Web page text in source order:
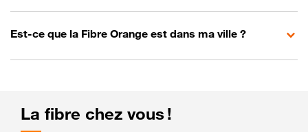
Est-ce que la Fibre Orange est dans ma ville ?
La fibre chez vous !